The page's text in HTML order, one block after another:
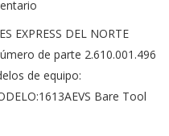
EXPRESS DEL NORTE
de parte 2.610.001.496
de equipo:
Bare Tool